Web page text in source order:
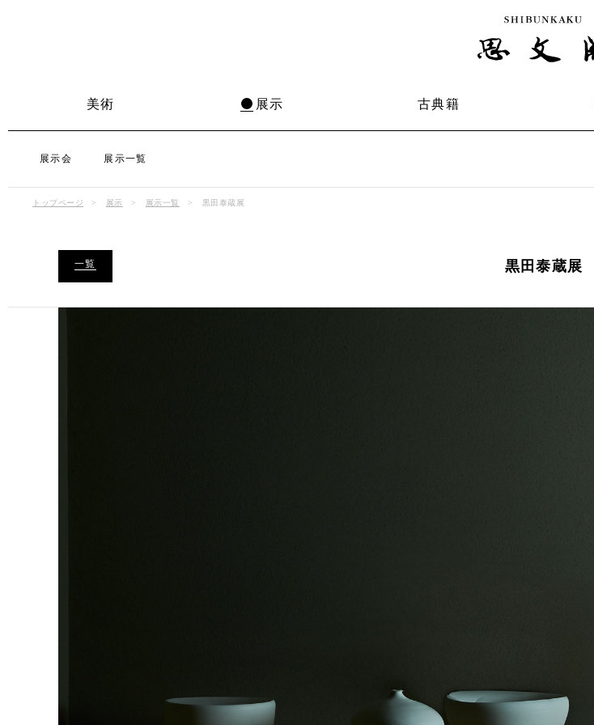
美術 展示 古典籍
展示会 展示一覧
トップページ 展示 展示一覧 黒田泰蔵展
一覧 黒田泰蔵展